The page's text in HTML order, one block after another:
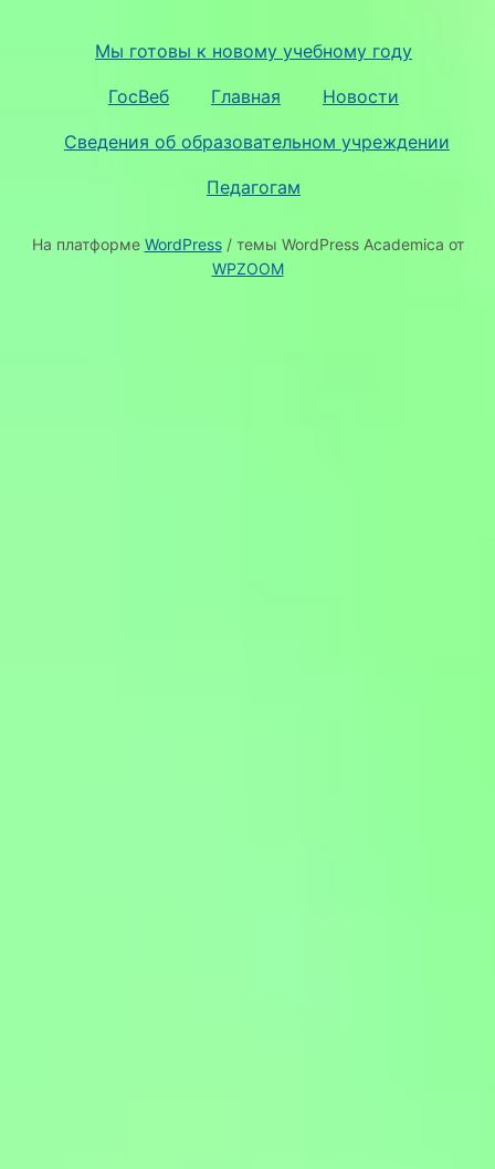
Мы готовы к новому учебному году
ГосВеб Главная Новости
Сведения об образовательном учреждении
Педагогам
На платформе WordPress/ темы WordPress Academica от
WPZOOM